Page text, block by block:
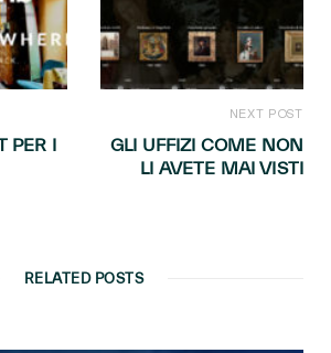
PER I
NEXT POST
GLI UFFIZI COME NON
LI AVETE MAI VISTI
RELATED POSTS